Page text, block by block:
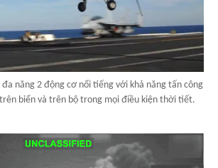
năng 2 động cơ nổi tiếng với khả năng tấn công
biển và trên bộ trong mọi điều kiện thời tiết.